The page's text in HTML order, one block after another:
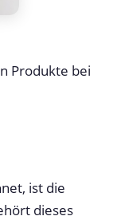
Produkte bei
ist die
dieses